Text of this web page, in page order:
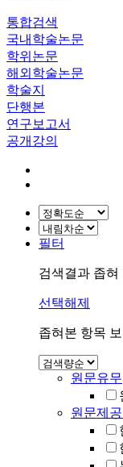
통합검색
국내학술논문
학위논문
해외학술논문
학술지
단행본
연구보고서
공개강의
필터
검색결과 좁혀
선택해제
좁혀본 항목
원문유무
원문제공